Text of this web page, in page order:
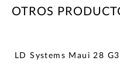
OTROS
LD Systems Maui 28 G3